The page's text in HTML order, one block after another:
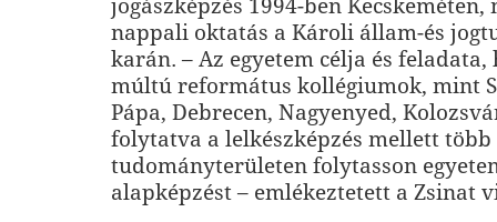
jogászképzés 1994-ben
nappali oktatás a Károli állam-és
karán. – Az egyetem célja és feladata,
múltú református kollégiumok, mint
Pápa, Debrecen, Nagyenyed,
folytatva a lelkészképzés mellett több
tudományterületen folytasson
alapképzést – emlékeztetett a Zsinat